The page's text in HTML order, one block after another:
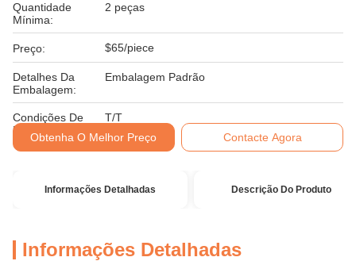
Quantidade
Mínima:
2 peças
Preço: $65/piece
Detalhes Da
Embalagem:
Embalagem Padrão
Condições De
Pagamento:
T/T
Obtenha O Melhor Preço
Contacte Agora
Informações Detalhadas Descrição Do Produto
Informações Detalhadas